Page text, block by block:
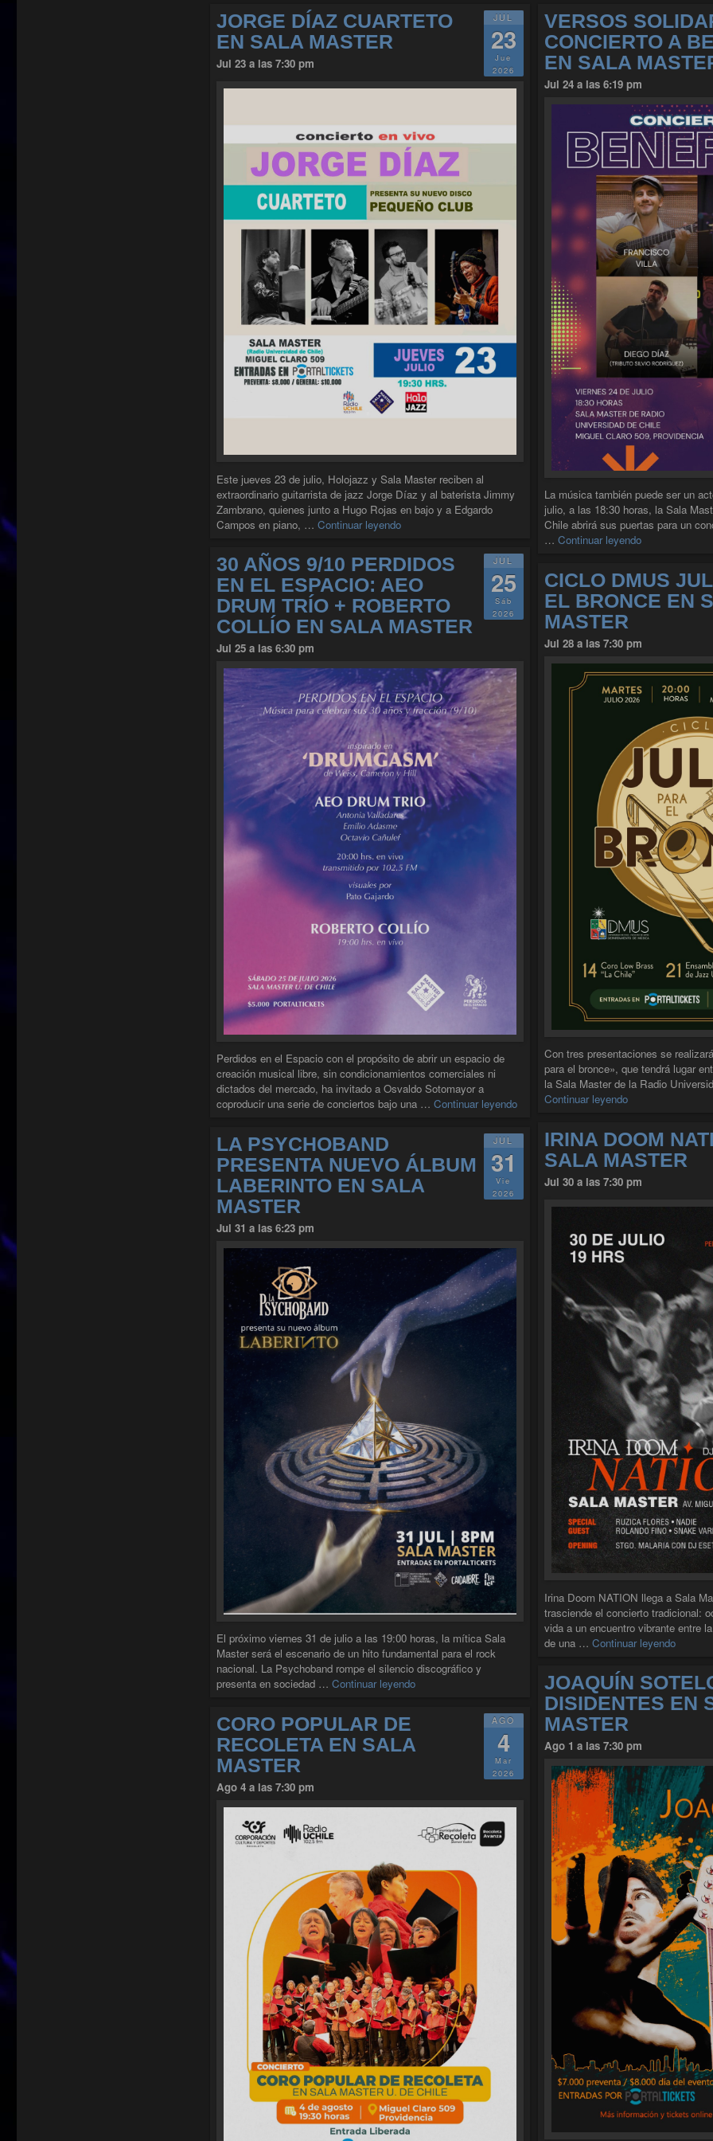
JUL
23
Jue
2026
JORGE DÍAZ CUARTETO
EN SALA MASTER
Jul 23 a las 7:30 pm
Este jueves 23 de julio, Holojazz y Sala Master reciben al
extraordinario guitarrista de jazz Jorge Díaz y al baterista Jimmy
Zambrano, quienes junto a Hugo Rojas en bajo y a Edgardo
Campos en piano, … Continuar leyendo"JORGE DÍAZ CUARTETO EN SALA MASTER"
VERSOS
CONCIERTO A
EN SALA
Jul 24 a las 6:19 pm
La música también puede ser un
julio, a las 18:30 horas, la Sala
Chile abrirá sus puertas para un
… Continuar leyendo"VERSOS
JUL
25
Sáb
2026
30 AÑOS 9/10 PERDIDOS
EN EL ESPACIO: AEO
DRUM TRÍO + ROBERTO
COLLÍO EN SALA MASTER
Jul 25 a las 6:30 pm
Perdidos en el Espacio con el propósito de abrir un espacio de
creación musical libre, sin condicionamientos comerciales ni
dictados del mercado, ha invitado a Osvaldo Sotomayor a
coproducir una serie de conciertos bajo una … Continuar leyendo"30 AÑOS 9/10 PERDIDOS EN EL
CICLO DMUS
EL BRONCE EN
MASTER
Jul 28 a las 7:30 pm
Con tres presentaciones se
para el bronce», que tendrá lugar
la Sala Master de la Radio
Continuar leyendo"CICLO DMUS
IRINA DOOM
SALA MASTER
Jul 30 a las 7:30 pm
Irina Doom NATION llega a Sala
trasciende el concierto tradicional:
vida a un encuentro vibrante entre
de una … Continuar leyendo"IRINA
JUL
31
Vie
2026
LA PSYCHOBAND
PRESENTA NUEVO ÁLBUM
LABERINTO EN SALA
MASTER
Jul 31 a las 6:23 pm
El próximo viernes 31 de julio a las 19:00 horas, la mítica Sala
Master será el escenario de un hito fundamental para el rock
nacional. La Psychoband rompe el silencio discográfico y
presenta en sociedad … Continuar leyendo"LA PSYCHOBAND PRESENTA NUEVO ÁLBUM LABERINTO
JOAQUÍN
DISIDENTES EN
MASTER
Ago 1 a las 7:30 pm
AGO
4
Mar
2026
CORO POPULAR DE
RECOLETA EN SALA
MASTER
Ago 4 a las 7:30 pm